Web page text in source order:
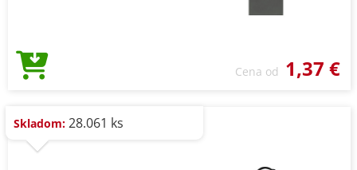
Cena od 1,37 €
Skladom: 28.061 ks